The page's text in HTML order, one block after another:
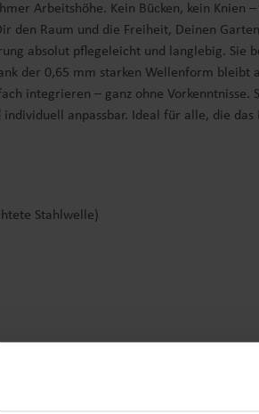
Arbeitshöhe. Kein Bücken, kein
den Raum und die Freiheit, Deinen
absolut pflegeleicht und langlebig.
der 0,65 mm starken Wellenform
integrieren – ganz ohne
anpassbar. Ideal für alle, die
Stahlwelle)